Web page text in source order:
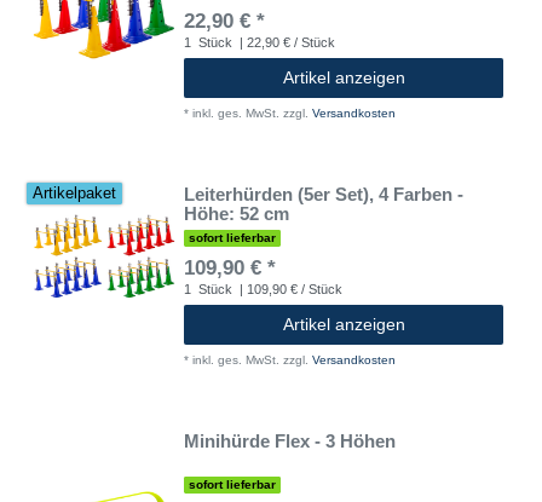
22,90 € *
1 Stück | 22,90 € / Stück
Artikel anzeigen
* inkl. ges. MwSt. zzgl. Versandkosten
Artikelpaket
Leiterhürden (5er Set), 4 Farben -
Höhe: 52 cm
sofort lieferbar
109,90 € *
1 Stück | 109,90 € / Stück
Artikel anzeigen
* inkl. ges. MwSt. zzgl. Versandkosten
Minihürde Flex - 3 Höhen
sofort lieferbar